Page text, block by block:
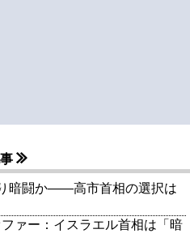
暗闘か――高市首相の選択は
ァー：イスラエル首相は「暗